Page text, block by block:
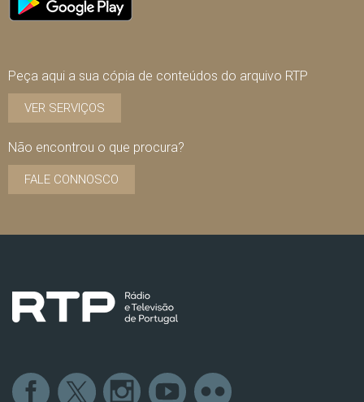
Peça aqui a sua cópia de conteúdos do arquivo RTP
VER SERVIÇOS
Não encontrou o que procura?
FALE CONNOSCO